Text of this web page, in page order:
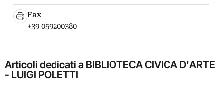
Fax
+39 059200380
Articoli dedicati a BIBLIOTECA CIVICA D'ARTE
- LUIGI POLETTI